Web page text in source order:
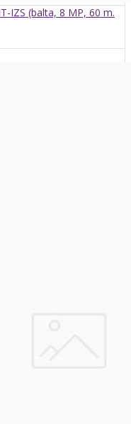
IZS (balta, 8 MP, 60 m.